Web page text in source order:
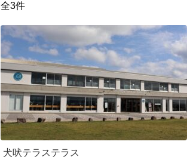
全3件
犬吠テラステラス